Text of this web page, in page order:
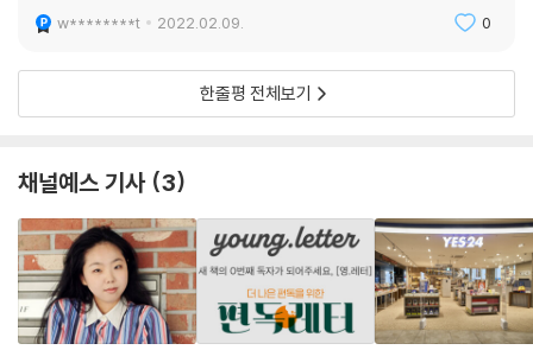
w********t 2022.02.09. 0
한줄평 전체보기
채널예스 기사 3